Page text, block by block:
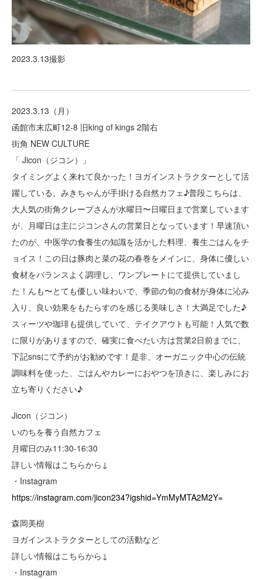
2023.3.13撮影
2023.3.13（月）
函館市末広町12-8 旧king of kings 2階右
街角 NEW CULTURE
「 Jicon（ジコン）」
タイミングよく来れて良かった！ヨガインストラクターとして活
躍している、みきちゃんが手掛ける自然カフェ♪普段こちらは、
大人気の街角クレープさんが水曜日〜日曜日まで営業しています
が、月曜日は主にジコンさんの営業日となっています！早速頂い
たのが、中医学の食養生の知識を活かした料理、養生ごはんをチ
ョイス！この日は豚肉と菜の花の春巻をメインに、身体に優しい
食材をバランスよく調理し、ワンプレートにて提供していまし
た！んも〜とても優しい味わいで、季節の旬の食材が身体に沁み
入り、良い効果をもたらすのを感じる美味しさ！大満足でした♪
スィーツや珈琲も提供していて、テイクアウトも可能！人気で数
に限りがありますので、確実に食べたい方は営業2日前までに、
下記snsにて予約がお勧めです！是非、オーガニック中心の伝統
調味料を使った、ごはんやカレーにおやつを頂きに、楽しみにお
立ち寄りください♪
Jicon（ジコン）
いのちを養う自然カフェ
月曜日のみ11:30-16:30
詳しい情報はこちらから↓
・Instagram
https://instagram.com/jicon234?igshid=YmMyMTA2M2Y=
森岡美樹
ヨガインストラクターとしての活動など
詳しい情報はこちらから↓
・Instagram